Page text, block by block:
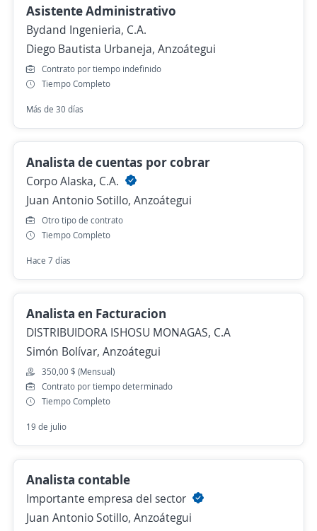
Asistente Administrativo
Bydand Ingenieria, C.A.
Diego Bautista Urbaneja, Anzoátegui
Contrato por tiempo indefinido
Tiempo Completo
Más de 30 días
Analista de cuentas por cobrar
Corpo Alaska, C.A.
Juan Antonio Sotillo, Anzoátegui
Otro tipo de contrato
Tiempo Completo
Hace 7 días
Analista en Facturacion
DISTRIBUIDORA ISHOSU MONAGAS, C.A
Simón Bolívar, Anzoátegui
350,00 $ (Mensual)
Contrato por tiempo determinado
Tiempo Completo
19 de julio
Analista contable
Importante empresa del sector
Juan Antonio Sotillo, Anzoátegui